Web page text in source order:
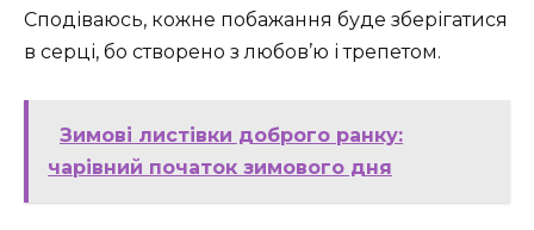
Сподіваюсь, кожне побажання буде зберігатися
в серці, бо створено з любов’ю і трепетом.
Зимові листівки доброго ранку:
чарівний початок зимового дня